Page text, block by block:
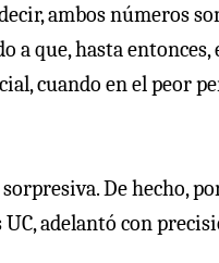
ambos números
a que, hasta
cuando en el peor
De hecho,
adelantó con